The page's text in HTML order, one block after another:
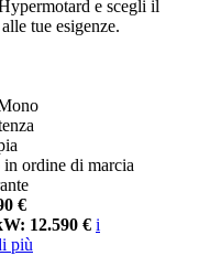
e scegli il
tue esigenze.
in ordine di marcia
€
12.590 € i
più